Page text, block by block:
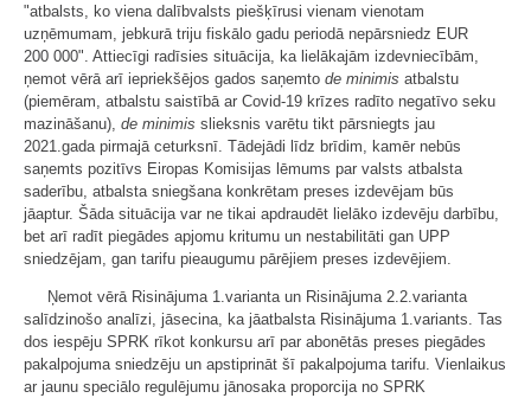
"atbalsts, ko viena dalībvalsts piešķīrusi vienam vienotam
uzņēmumam, jebkurā triju fiskālo gadu periodā nepārsniedz EUR
200 000". Attiecīgi radīsies situācija, ka lielākajām izdevniecībām,
ņemot vērā arī iepriekšējos gados saņemto de minimis atbalstu
(piemēram, atbalstu saistībā ar Covid-19 krīzes radīto negatīvo seku
mazināšanu), de minimis slieksnis varētu tikt pārsniegts jau
2021.gada pirmajā ceturksnī. Tādejādi līdz brīdim, kamēr nebūs
saņemts pozitīvs Eiropas Komisijas lēmums par valsts atbalsta
saderību, atbalsta sniegšana konkrētam preses izdevējam būs
jāaptur. Šāda situācija var ne tikai apdraudēt lielāko izdevēju darbību,
bet arī radīt piegādes apjomu kritumu un nestabilitāti gan UPP
sniedzējam, gan tarifu pieaugumu pārējiem preses izdevējiem.
Ņemot vērā Risinājuma 1.varianta un Risinājuma 2.2.varianta
salīdzinošo analīzi, jāsecina, ka jāatbalsta Risinājuma 1.variants. Tas
dos iespēju SPRK rīkot konkursu arī par abonētās preses piegādes
pakalpojuma sniedzēju un apstiprināt šī pakalpojuma tarifu. Vienlaikus
ar jaunu speciālo regulējumu jānosaka proporcija no SPRK